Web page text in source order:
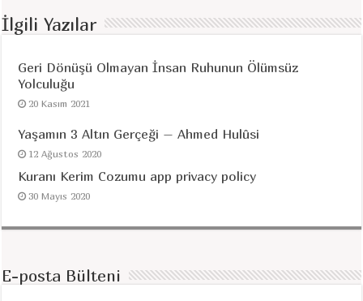
İlgili Yazılar
Geri Dönüşü Olmayan İnsan Ruhunun Ölümsüz
Yolculuğu
20 Kasım 2021
Yaşamın 3 Altın Gerçeği – Ahmed Hulûsi
12 Ağustos 2020
Kuranı Kerim Cozumu app privacy policy
30 Mayıs 2020
E-posta Bülteni